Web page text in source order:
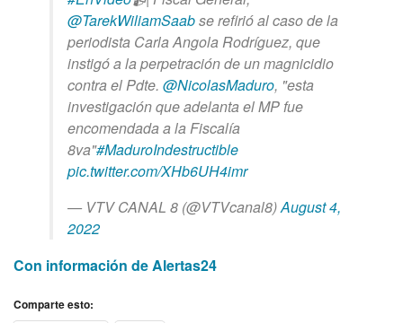
@TarekWiliamSaabse refirió al caso de la
periodista Carla Angola Rodríguez, que
instigó a la perpetración de un magnicidio
contra el Pdte. @NicolasMaduro, "esta
investigación que adelanta el MP fue
encomendada a la Fiscalía
8va"#MaduroIndestructible
pic.twitter.com/XHb6UH4imr
— VTV CANAL 8 (@VTVcanal8)August 4,
2022
Con información de Alertas24
Comparte esto: